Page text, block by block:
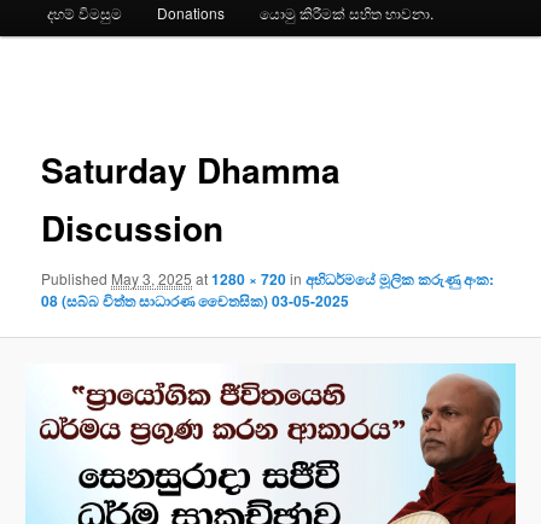
දහම් විමසුම Donations යොමු කිරීමක් සහිත භාවනා.
Saturday Dhamma
Discussion
Published May 3, 2025 at1280 × 720inඅභිධර්මයේ මූලික කරුණු අංක:
08 (සබ්බ චිත්ත සාධාරණ චෛතසික) 03-05-2025